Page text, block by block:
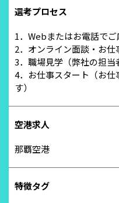
選考プロセス
1．Webまたはお電話でご
2．オンライン面談・お
3．職場見学（弊社の担当
4．お仕事スタート（お
す）
空港求人
那覇空港
特徴タグ